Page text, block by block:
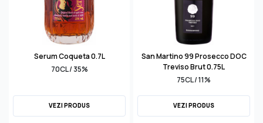
Serum Coqueta 0.7L
70CL / 35%
VEZI PRODUS
San Martino 99 Prosecco DOC
Treviso Brut 0.75L
75CL / 11%
VEZI PRODUS